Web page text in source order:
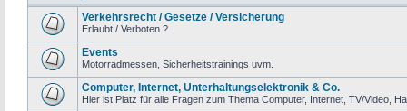
Verkehrsrecht / Gesetze / Versicherung
Erlaubt / Verboten ?
Events
Motorradmessen, Sicherheitstrainings uvm.
Computer, Internet, Unterhaltungselektronik & Co.
Hier ist Platz für alle Fragen zum Thema Computer, Internet, TV/Video,